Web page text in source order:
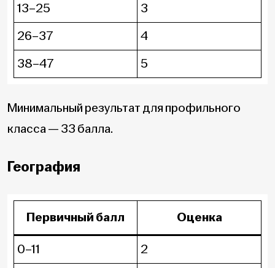
13–25
3
26–37
4
38–47
5
Минимальный результат для профильного
класса — 33 балла.
География
Первичный балл Оценка
0–11
2